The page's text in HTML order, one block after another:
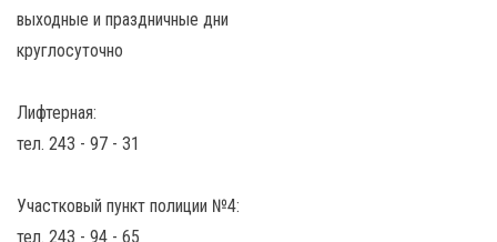
выходные и праздничные дни
круглосуточно
Лифтерная:
тел. 243 - 97 - 31
Участковый пункт полиции №4:
тел. 243 - 94 - 65